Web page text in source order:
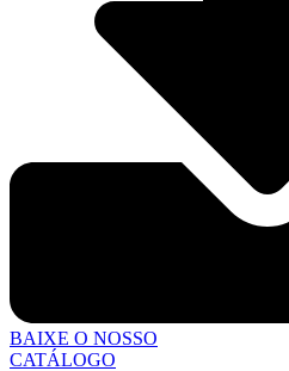
BAIXE O NOSSO
CATÁLOGO